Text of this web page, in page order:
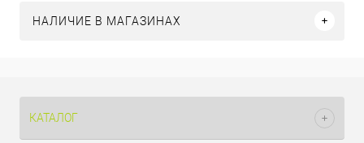
НАЛИЧИЕ В МАГАЗИНАХ
КАТАЛОГ